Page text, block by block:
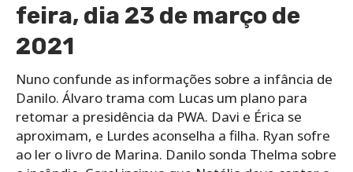
feira, dia 23 de março de
2021
Nuno confunde as informações sobre a infância de
Danilo. Álvaro trama com Lucas um plano para
retomar a presidência da PWA. Davi e Érica se
aproximam, e Lurdes aconselha a filha. Ryan sofre
ao ler o livro de Marina. Danilo sonda Thelma sobre